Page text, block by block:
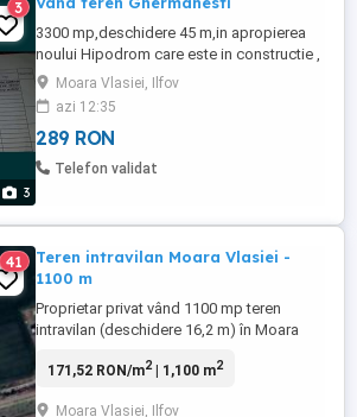
3
3
3300 mp,deschidere 45 m,in apropierea
noului Hipodrom care este in constructie ,
in apropierea autostrazii A3 Bucuresti -
Ploiesti, pe partea dreaptă a autostrazii
cum vii din București . pret negociabil
55euro/mp
Moara Vlasiei, Ilfov
azi 12:35
289 RON
Telefon validat
41
Teren intravilan Moara Vlasiei -
1100 m
Proprietar privat vând 1100 mp teren
intravilan (deschidere 16,2 m) în Moara
Eminescu si Padurea Brânzeasca - este in
171,52 RON/m2| 1,100 m2
Moara Vlasiei, Ilfov